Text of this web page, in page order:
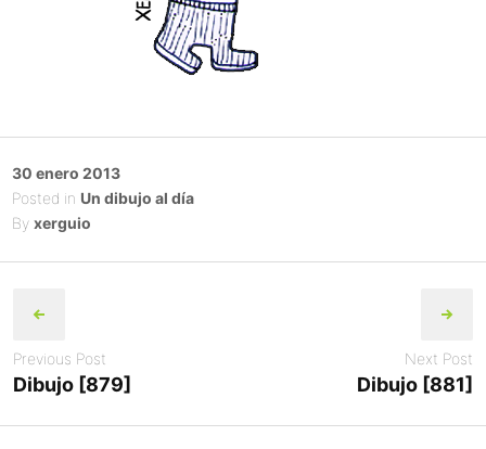
Posted
on
30 enero 2013
Posted in Un dibujo al día
By xerguio
navigation
Previous Post
Dibujo [879]
Next Post
Dibujo [881]